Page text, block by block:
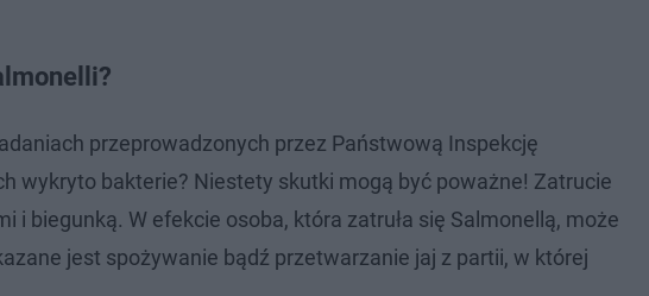
przeprowadzonych przez Państwową Inspekcję
wykryto bakterie? Niestety skutki mogą być poważne! Zatrucie
biegunką. W efekcie osoba, która zatruła się Salmonellą, może
jest spożywanie bądź przetwarzanie jaj z partii, w której